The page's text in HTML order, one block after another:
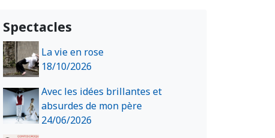
Spectacles
La vie en rose
18/10/2026
Avec les idées brillantes et
absurdes de mon père
24/06/2026